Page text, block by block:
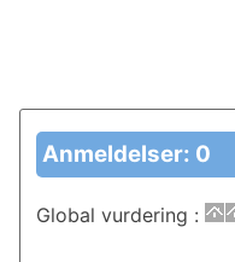
Anmeldelser: 0
Global vurdering :